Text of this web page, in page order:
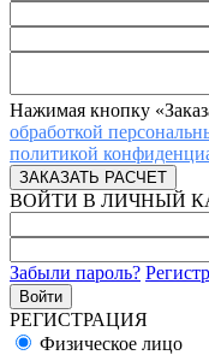
Нажимая кнопку
обработкой
политикой
ВОЙТИ В ЛИЧНЫЙ
Забыли пароль?
РЕГИСТРАЦИЯ
Физическое лицо